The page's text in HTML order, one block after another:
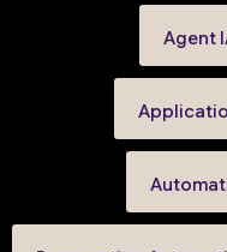
Agent